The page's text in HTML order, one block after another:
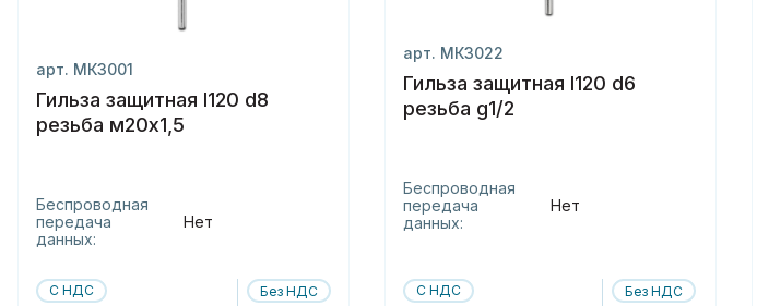
арт. МК3001
Гильза защитная l120 d8
резьба м20х1,5
Беспроводная
передача
данных:
Нет
С НДС Без НДС
арт. МК3022
Гильза защитная l120 d6
резьба g1/2
Беспроводная
передача
данных:
Нет
С НДС Без НДС